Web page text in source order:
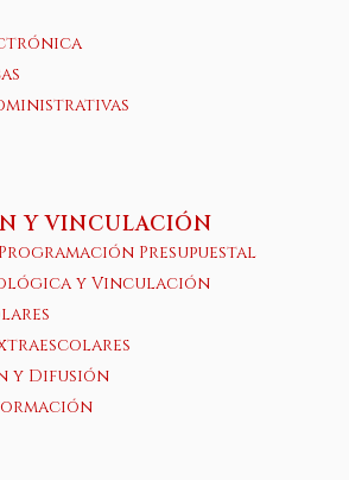
Y VINCULACIÓN
Presupuestal
y Vinculación
y Difusión